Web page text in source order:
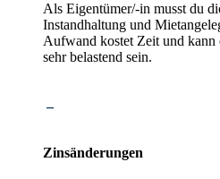
Als Eigentümer/-in musst du
Instandhaltung und
Aufwand kostet Zeit und kann
sehr belastend sein.
Zinsänderungen